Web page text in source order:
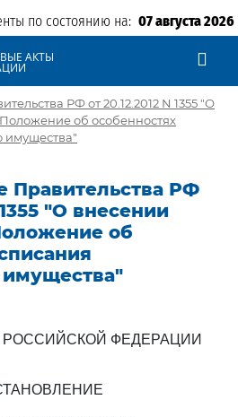
по состоянию на: 07 августа 2026
АКТЫ
РФ от 20.12.2012 N 1355 "О
об особенностях
имущества"
Правительства РФ
"О внесении
об
РОССИЙСКОЙ ФЕДЕРАЦИИ